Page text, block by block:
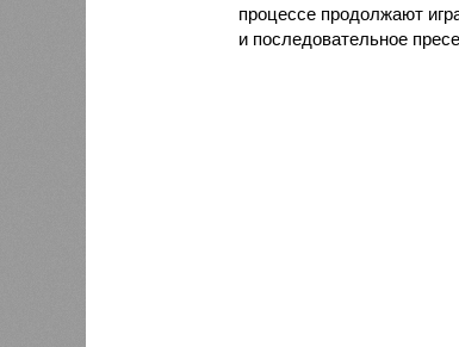
процессе продолжают
и последовательное